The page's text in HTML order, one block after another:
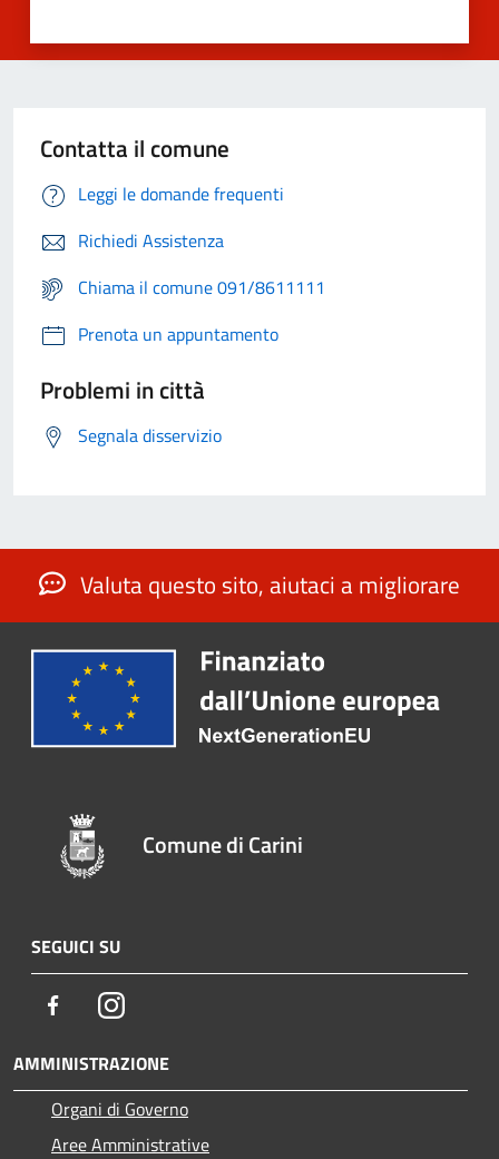
Contatta il comune
Leggi le domande frequenti
Richiedi Assistenza
Chiama il comune 091/8611111
Prenota un appuntamento
Problemi in città
Segnala disservizio
Valuta questo sito, aiutaci a migliorare
Comune di Carini
SEGUICI SU
FacebookInstagram
AMMINISTRAZIONE
Organi di Governo
Aree Amministrative